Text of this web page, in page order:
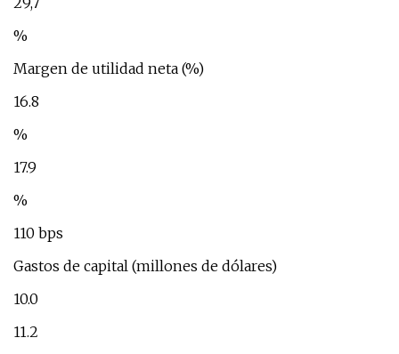
%
Margen de utilidad neta (%)
16.8
%
17.9
%
110 bps
Gastos de capital (millones de dólares)
10.0
11.2